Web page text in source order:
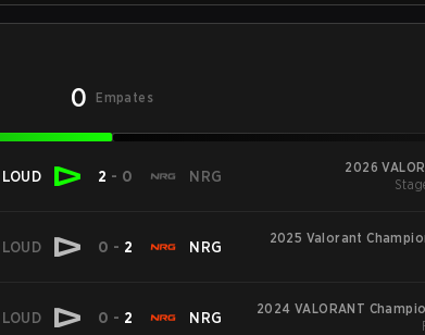
0 Empates
LOUD 2 - 0 NRG
2026
LOUD 0 - 2 NRG
2025 Valorant
LOUD 0 - 2 NRG
2024 VALORANT